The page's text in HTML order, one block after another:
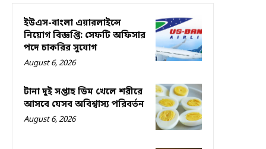
ইউএস-বাংলা এয়ারলাইন্সে
নিয়োগ বিজ্ঞপ্তি: সেফটি অফিসার
পদে চাকরির সুযোগ
August 6, 2026
টানা দুই সপ্তাহ ডিম খেলে শরীরে
আসবে যেসব অবিশ্বাস্য পরিবর্তন
August 6, 2026